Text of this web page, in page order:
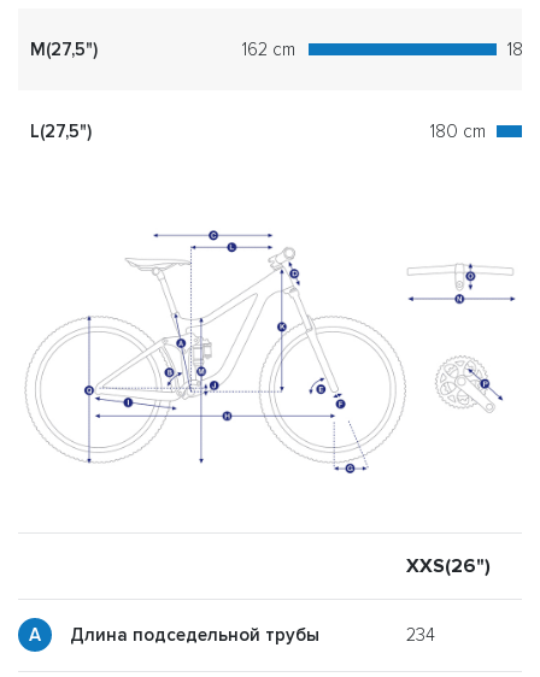
M(27,5") 162 cm 180
L(27,5") 180 cm
XXS(26")
Длина подседельной трубы 234